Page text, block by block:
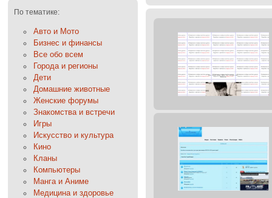
По тематике:
Авто и Мото
Бизнес и финансы
Все обо всем
Города и регионы
Дети
Домашние животные
Женские форумы
Знакомства и встречи
Игры
Искусство и культура
Кино
Кланы
Компьютеры
Манга и Аниме
Медицина и здоровье